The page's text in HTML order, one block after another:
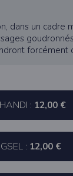
dans un cadre
forcément
: 12,00 €
: 12,00 €
politique de
synchronisation
localisation de
Nous